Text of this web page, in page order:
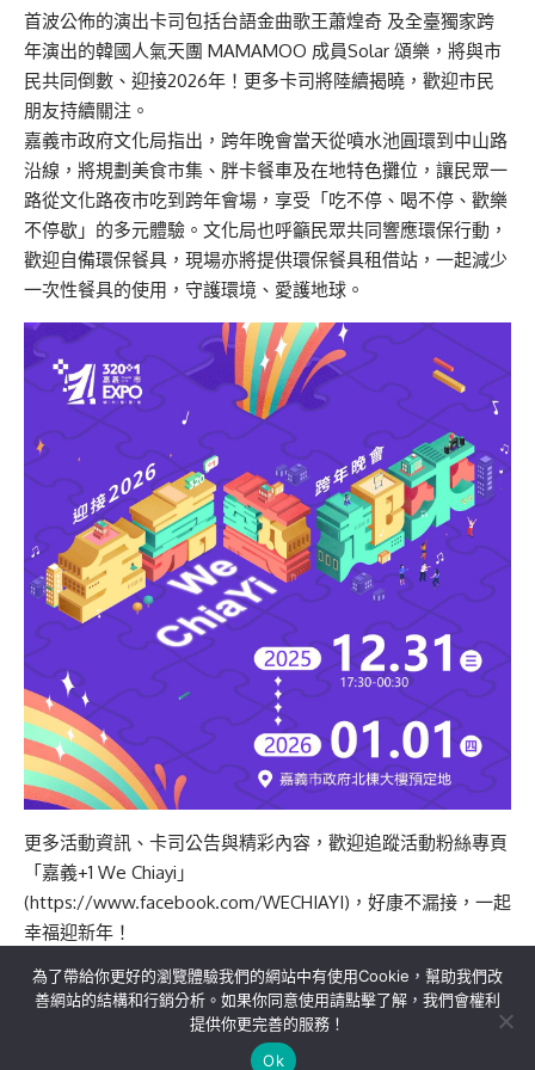
首波公佈的演出卡司包括台語金曲歌王蕭煌奇 及全臺獨家跨
年演出的韓國人氣天團 MAMAMOO 成員Solar 頌樂，將與市
民共同倒數、迎接2026年！更多卡司將陸續揭曉，歡迎市民
朋友持續關注。
嘉義市政府文化局指出，跨年晚會當天從噴水池圓環到中山路
沿線，將規劃美食市集、胖卡餐車及在地特色攤位，讓民眾一
路從文化路夜市吃到跨年會場，享受「吃不停、喝不停、歡樂
不停歇」的多元體驗。文化局也呼籲民眾共同響應環保行動，
歡迎自備環保餐具，現場亦將提供環保餐具租借站，一起減少
一次性餐具的使用，守護環境、愛護地球。
更多活動資訊、卡司公告與精彩內容，歡迎追蹤活動粉絲專頁
「嘉義+1 We Chiayi」
(https://www.facebook.com/WECHIAYI)，好康不漏接，一起
幸福迎新年！
關於我們 隱私權政策 聯絡我們
為了帶給你更好的瀏覽體驗我們的網站中有使用Cookie，幫助我們改
善網站的結構和行銷分析。如果你同意使用請點擊了解，我們會權利
提供你更完善的服務！
Ok